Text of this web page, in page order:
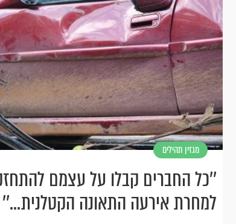
מגזין תהילים
’’כל החברים קבלו על עצמם
למחרת אירעה התאונה הקטלנית...’’